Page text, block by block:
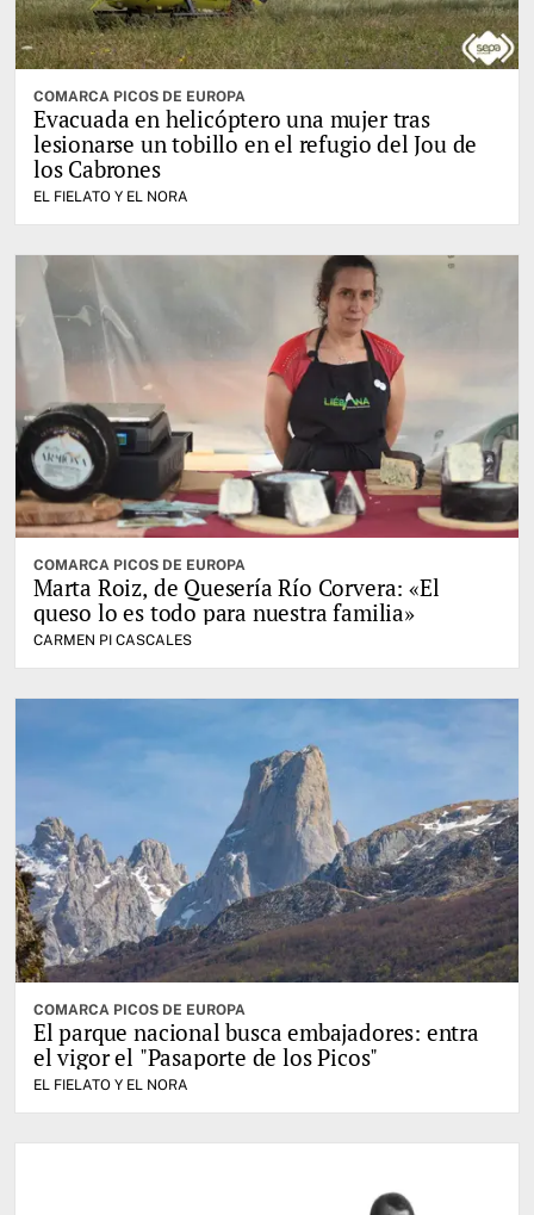
COMARCA PICOS DE EUROPA
Evacuada en helicóptero una mujer tras
lesionarse un tobillo en el refugio del Jou de
los Cabrones
EL FIELATO Y EL NORA
COMARCA PICOS DE EUROPA
Marta Roiz, de Quesería Río Corvera: «El
queso lo es todo para nuestra familia»
CARMEN PI CASCALES
COMARCA PICOS DE EUROPA
El parque nacional busca embajadores: entra
el vigor el "Pasaporte de los Picos"
EL FIELATO Y EL NORA